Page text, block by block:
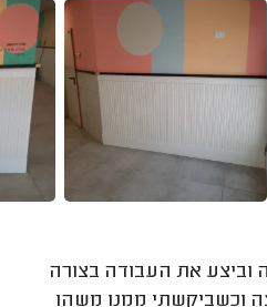
וביצע את העבודה בצורה
וכשביקשתי ממנו משהו